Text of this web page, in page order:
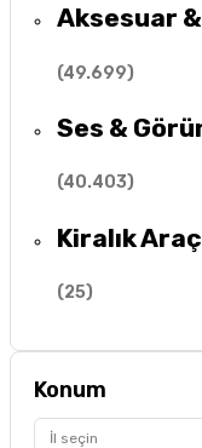
Aksesuar
(49.699)
Ses &
(40.403)
Kiralık
(25)
Konum
İl seçin